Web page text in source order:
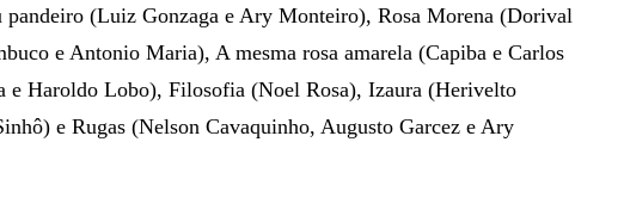
pandeiro (Luiz Gonzaga e Ary Monteiro), Rosa Morena (Dorival
e Antonio Maria), A mesma rosa amarela (Capiba e Carlos
e Haroldo Lobo), Filosofia (Noel Rosa), Izaura (Herivelto
e Rugas (Nelson Cavaquinho, Augusto Garcez e Ary